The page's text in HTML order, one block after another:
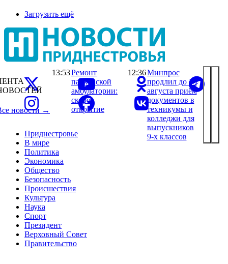
Загрузить ещё
Приднестровье
В мире
Политика
Экономика
Общество
Безопасность
Происшествия
Культура
Наука
Спорт
Президент
Верховный Совет
Правительство
новости →
13:53Ремонт
парканской
амбулатории:
скоро
открытие
12:36Минпрос
продлил до 15
августа приём
документов в
техникумы и
колледжи для
выпускников
9-х классов